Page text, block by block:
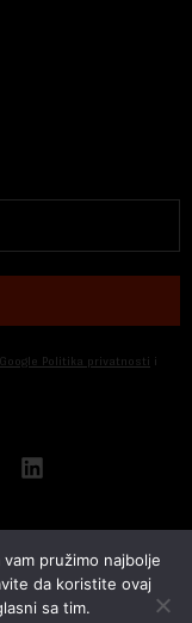
Google Politika privatnosti i
pružimo najbolje
da koristite ovaj
sa tim.